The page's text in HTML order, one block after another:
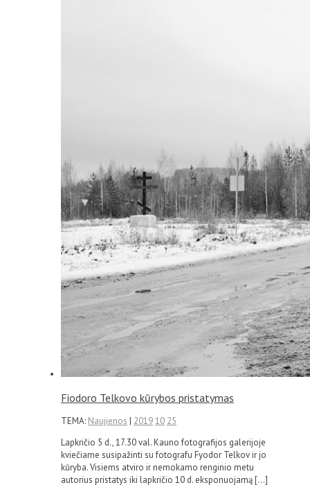
Fiodoro Telkovo kūrybos pristatymas
TEMA: Naujienos | 201910 25
Lapkričio 5 d., 17.30 val. Kauno fotografijos galerijoje
kviečiame susipažinti su fotografu Fyodor Telkov ir jo
kūryba. Visiems atviro ir nemokamo renginio metu
autorius pristatys iki lapkričio 10 d. eksponuojamą […]